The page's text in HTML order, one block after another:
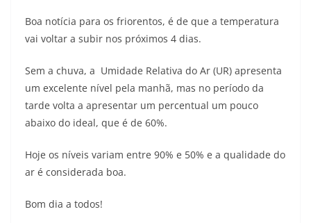
Boa notícia para os friorentos, é de que a temperatura
vai voltar a subir nos próximos 4 dias.
Sem a chuva, a Umidade Relativa do Ar (UR) apresenta
um excelente nível pela manhã, mas no período da
tarde volta a apresentar um percentual um pouco
abaixo do ideal, que é de 60%.
Hoje os níveis variam entre 90% e 50% e a qualidade do
ar é considerada boa.
Bom dia a todos!